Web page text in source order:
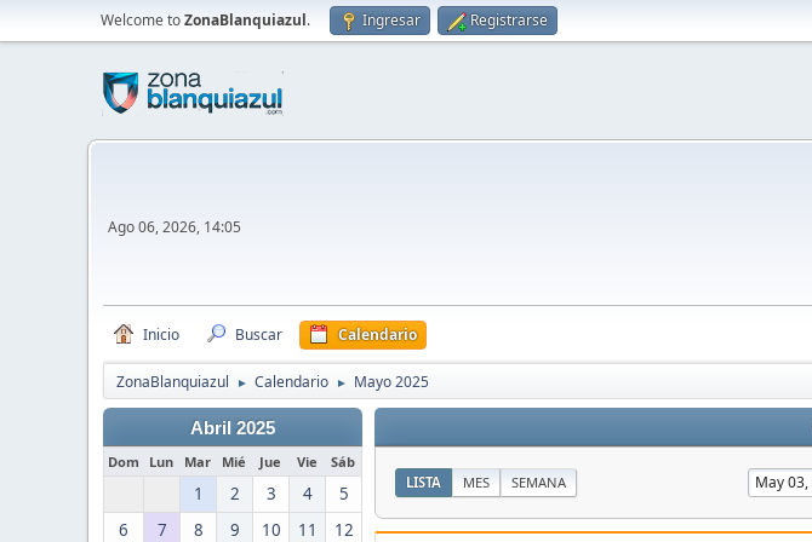
Welcome toZonaBlanquiazul. Ingresar Registrarse
Ago 06, 2026, 14:05
Inicio Buscar Calendario
ZonaBlanquiazul ► Calendario ► Mayo 2025
Abril 2025
Dom Lun Mar Mié Jue Vie Sáb
1 2 3 4
5
6
7 8 9 10 11 12
LISTA MES SEMANA